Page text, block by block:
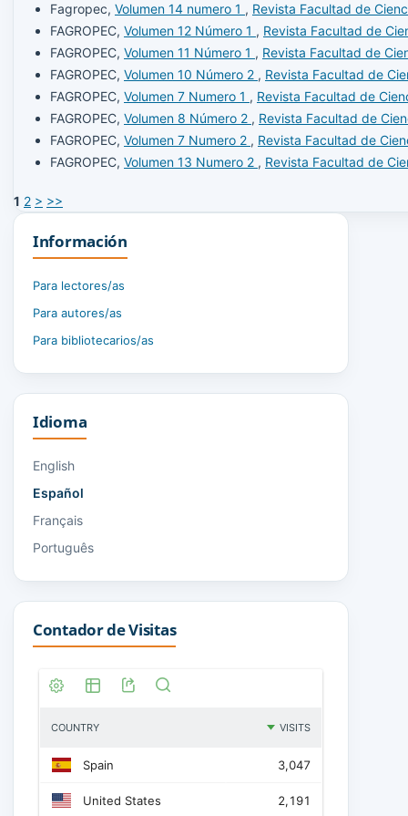
Fagropec, Volumen 14 numero 1 , Revista Facultad de
FAGROPEC, Volumen 12 Número 1 , Revista Facultad de
FAGROPEC, Volumen 11 Número 1 , Revista Facultad de
FAGROPEC, Volumen 10 Número 2 , Revista Facultad de
FAGROPEC, Volumen 7 Numero 1 , Revista Facultad de
FAGROPEC, Volumen 8 Número 2 , Revista Facultad de
FAGROPEC, Volumen 7 Numero 2 , Revista Facultad de
FAGROPEC, Volumen 13 Numero 2 , Revista Facultad de
1 2 > >>
Información
Para lectores/as
Para autores/as
Para bibliotecarios/as
Idioma
English
Español
Français
Português
Contador de Visitas